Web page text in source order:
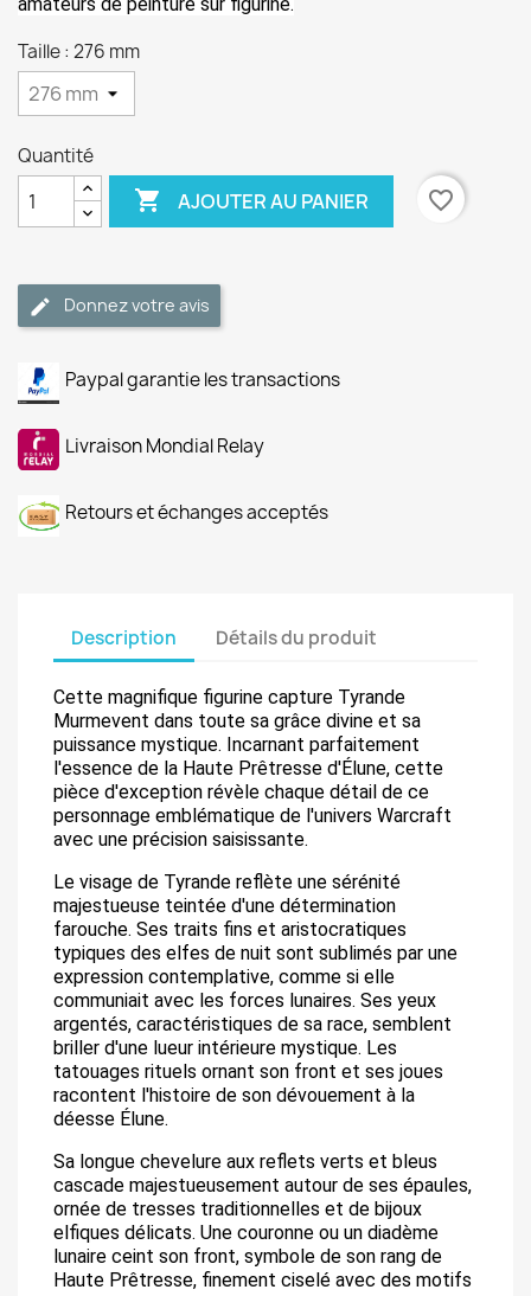
Taille : 276 mm
Quantité
 AJOUTER AU PANIER favorite_border
Donnez votre avis
Paypal garantie les transactions
Livraison Mondial Relay
Retours et échanges acceptés
Description Détails du produit
Cette magnifique figurine capture Tyrande
Murmevent dans toute sa grâce divine et sa
puissance mystique. Incarnant parfaitement
l'essence de la Haute Prêtresse d'Élune, cette
pièce d'exception révèle chaque détail de ce
personnage emblématique de l'univers Warcraft
avec une précision saisissante.
Le visage de Tyrande reflète une sérénité
majestueuse teintée d'une détermination
farouche. Ses traits fins et aristocratiques
typiques des elfes de nuit sont sublimés par une
expression contemplative, comme si elle
communiait avec les forces lunaires. Ses yeux
argentés, caractéristiques de sa race, semblent
briller d'une lueur intérieure mystique. Les
tatouages rituels ornant son front et ses joues
racontent l'histoire de son dévouement à la
déesse Élune.
Sa longue chevelure aux reflets verts et bleus
cascade majestueusement autour de ses épaules,
ornée de tresses traditionnelles et de bijoux
elfiques délicats. Une couronne ou un diadème
lunaire ceint son front, symbole de son rang de
Haute Prêtresse, finement ciselé avec des motifs